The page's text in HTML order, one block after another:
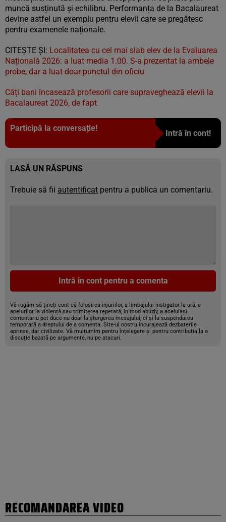
muncă susținută și echilibru. Performanța de la Bacalaureat
devine astfel un exemplu pentru elevii care se pregătesc
pentru examenele naționale.
CITEŞTE ŞI: Localitatea cu cel mai slab elev de la Evaluarea
Națională 2026: a luat media 1.00. S-a prezentat la ambele
probe, dar a luat doar punctul din oficiu
Câți bani încasează profesorii care supraveghează elevii la
Bacalaureat 2026, de fapt
Participă la conversație!
Intră în cont!
LASĂ UN RĂSPUNS
Trebuie să fii autentificat pentru a publica un comentariu.
Intră în cont pentru a comenta
Vă rugăm să țineți cont că folosirea injuriilor, a limbajului instigator la ură, a
apelurilor la violență sau trimiterea repetată, în mod abuziv, a aceluiași
comentariu pot duce nu doar la ștergerea mesajului, ci și la suspendarea
temporară a dreptului de a comenta. Site-ul nostru încurajează dezbaterile
aprinse, dar civilizate. Vă mulțumim pentru înțelegere și pentru contribuția la o
discuție bazată pe argumente, nu pe atacuri.
RECOMANDAREA VIDEO